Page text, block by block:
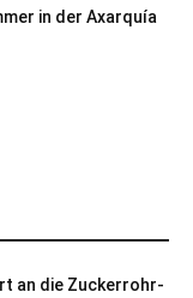
in der Axarquía
an die Zuckerrohr-